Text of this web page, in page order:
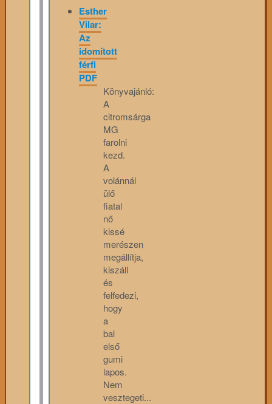
Esther
Vilar:
Az
idomított
férfi
PDF
Könyvajánló:
A
citromsárga
MG
farolni
kezd.
A
volánnál
ülő
fiatal
nő
kissé
merészen
megállítja,
kiszáll
és
felfedezi,
hogy
a
bal
első
gumi
lapos.
Nem
vesztegeti...